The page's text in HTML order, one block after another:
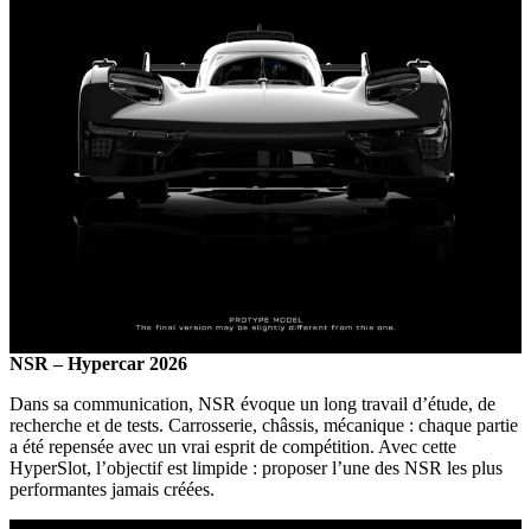
NSR – Hypercar 2026
Dans sa communication, NSR évoque un long travail d’étude, de
recherche et de tests. Carrosserie, châssis, mécanique : chaque partie
a été repensée avec un vrai esprit de compétition. Avec cette
HyperSlot, l’objectif est limpide : proposer l’une des NSR les plus
performantes jamais créées.